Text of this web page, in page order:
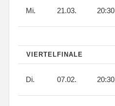
Mi. 21.03. 20:30
VIERTELFINALE
Di. 07.02. 20:30